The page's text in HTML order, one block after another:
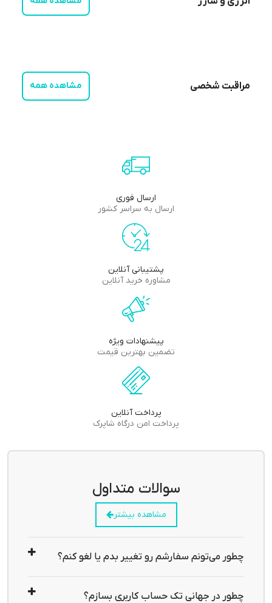
مراقبت شخصی مشاهده همه
ارسال فوری
ارسال به سراسر کشور
پشتیبانی آنلاین
مشاوره خرید آنلاین
پیشنهادات ویژه
تضمین بهترین قیمت
پرداخت آنلاین
پرداخت امن درگاه شاپرک
سوالات متداول
مشاهده بیشتر
چطور می‌تونم سفارشم رو تغییر بدم یا لغو کنم؟
در گجتتور سفارش‌ها سریع پردازش می‌شوند. اگر قصد
چطور در جهانی تک حساب کاربری بسازم؟